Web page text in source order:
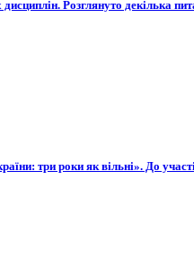
Розглянуто декілька
три роки як вільні». До